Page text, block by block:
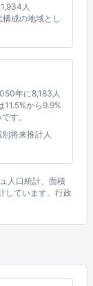
人
構成の地域とし
年に8,183人
から9.9%
す。
将来推計人
人口統計、面積
しています。行政